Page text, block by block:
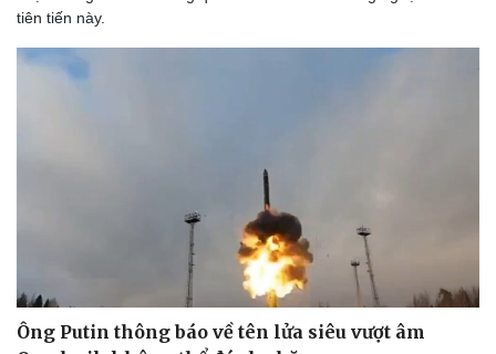
Săn Tour
check-in
Cửa sổ tình yêu
tiên tiến này.
Ông Putin thông báo về tên lửa siêu vượt âm